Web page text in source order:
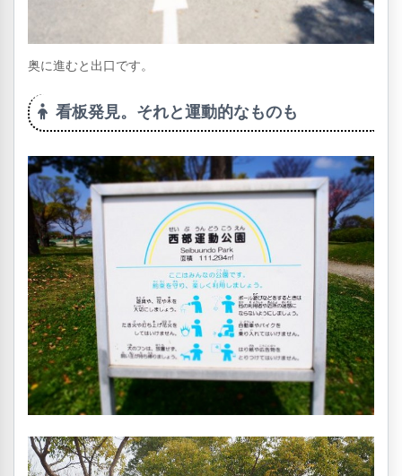
奥に進むと出口です。
看板発見。それと運動的なものも